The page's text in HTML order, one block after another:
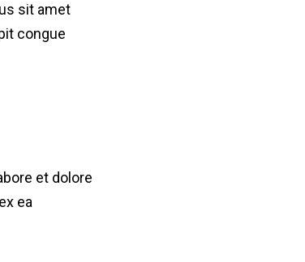
sit amet
congue
et dolore
ea